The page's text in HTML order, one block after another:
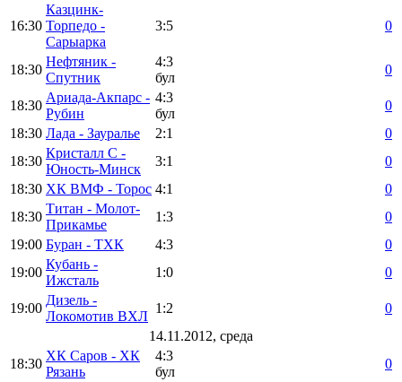
16:30
Казцинк-
Торпедо -
Сарыарка
3:5 0
18:30
Нефтяник -
Спутник
4:3
бул
0
18:30
Ариада-Акпарс -
Рубин
4:3
бул
0
18:30 Лада - Зауралье 2:1
0
18:30
Кристалл С -
Юность-Минск
3:1
0
18:30 ХК ВМФ - Торос 4:1
0
18:30
Титан - Молот-
Прикамье
1:3
0
19:00 Буран - ТХК 4:3
0
19:00
Кубань -
Ижсталь
1:0 0
19:00
Дизель -
Локомотив ВХЛ
1:2
0
14.11.2012, среда
18:30
ХК Саров - ХК
Рязань
4:3
бул
0